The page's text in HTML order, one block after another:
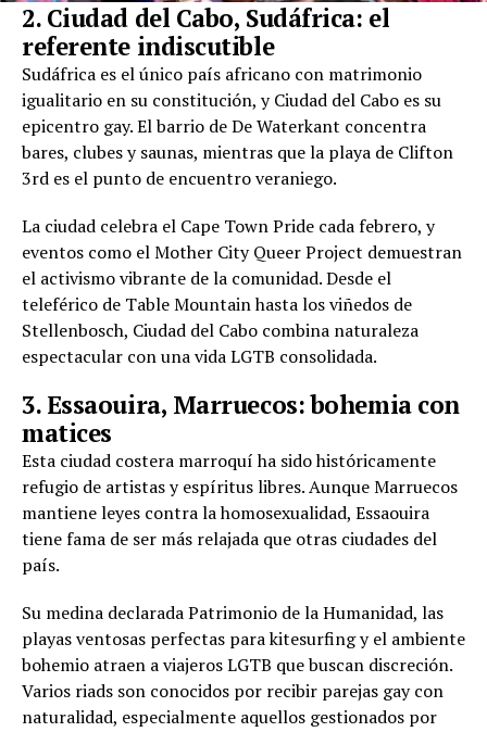
2. Ciudad del Cabo, Sudáfrica: el
referente indiscutible
Sudáfrica es el único país africano con matrimonio
igualitario en su constitución, y Ciudad del Cabo es su
epicentro gay. El barrio de De Waterkant concentra
bares, clubes y saunas, mientras que la playa de Clifton
3rd es el punto de encuentro veraniego.
La ciudad celebra el Cape Town Pride cada febrero, y
eventos como el Mother City Queer Project demuestran
el activismo vibrante de la comunidad. Desde el
teleférico de Table Mountain hasta los viñedos de
Stellenbosch, Ciudad del Cabo combina naturaleza
espectacular con una vida LGTB consolidada.
3. Essaouira, Marruecos: bohemia con
matices
Esta ciudad costera marroquí ha sido históricamente
refugio de artistas y espíritus libres. Aunque Marruecos
mantiene leyes contra la homosexualidad, Essaouira
tiene fama de ser más relajada que otras ciudades del
país.
Su medina declarada Patrimonio de la Humanidad, las
playas ventosas perfectas para kitesurfing y el ambiente
bohemio atraen a viajeros LGTB que buscan discreción.
Varios riads son conocidos por recibir parejas gay con
naturalidad, especialmente aquellos gestionados por